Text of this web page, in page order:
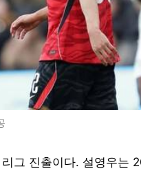
그 진출이다. 설영우는